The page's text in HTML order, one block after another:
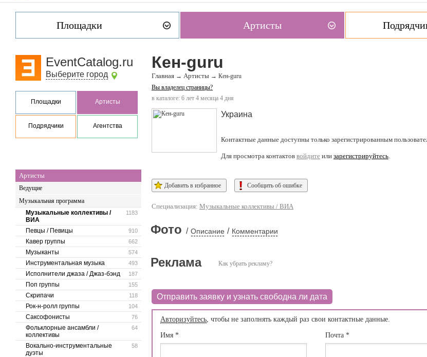
Площадки Артисты
EventCatalog.ru
Выберите город
Площадки Артисты
Подрядчики Агентства
Артисты
Ведущие
Музыкальная программа
1183
Музыкальные коллективы /
ВИА
910
Певцы / Певицы
662
Кавер группы
574
Музыканты
493
Инструментальная музыка
187
Исполнители джаза / Джаз-бэнд
155
Поп группы
118
Скрипачи
104
Рок-н-ролл группы
76
Саксофонисты
64
Фольклорные ансамбли /
коллективы
58
Вокально-инструментальные
дуэты
Кен-guru
Главная → Артисты → Кен-guru
Вы владелец страницы?
в каталоге: 6 лет 4 месяца 4 дня
Украина
Контактные данные доступны только зарегистрированным
Для просмотра контактов войдите или зарегистрируйтесь.
Добавить в избранное Сообщить об ошибке
Специализация: Музыкальные коллективы / ВИА
Фото / Описание / Комментарии
Как убрать рекламу?
Реклама
Отправить заявку и узнать свободна ли дата
Авторизуйтесь, чтобы не заполнять каждый раз свои контактные данные.
Имя * Почта*